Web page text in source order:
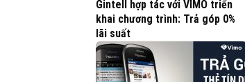
Gintell hợp tác với VIMO triển
khai chương trình: Trả góp 0%
lãi suất